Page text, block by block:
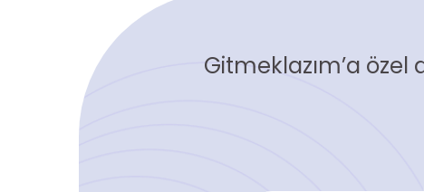
Gitmeklazım’a